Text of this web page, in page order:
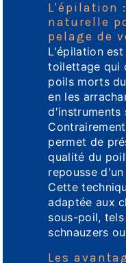
L'épilation
naturelle
pelage de
L'épilation
toilettage qui
poils morts
en les
d'instruments
permet de
qualité du
repousse
Cette
adaptée aux
sous-poil,
schnauzers
Les